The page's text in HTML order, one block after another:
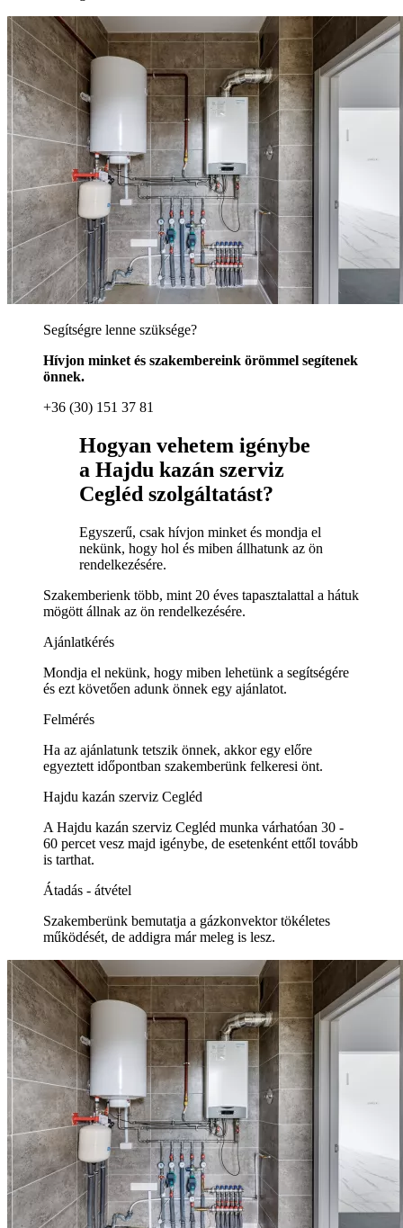
Segítségre lenne szüksége?
Hívjon minket és szakembereink örömmel segítenek
önnek.
+36 (30) 151 37 81
Hogyan vehetem igénybe
a Hajdu kazán szerviz
Cegléd szolgáltatást?
Egyszerű, csak hívjon minket és mondja el
nekünk, hogy hol és miben állhatunk az ön
rendelkezésére.
Szakemberienk több, mint 20 éves tapasztalattal a hátuk
mögött állnak az ön rendelkezésére.
Ajánlatkérés
Mondja el nekünk, hogy miben lehetünk a segítségére
és ezt követően adunk önnek egy ajánlatot.
Felmérés
Ha az ajánlatunk tetszik önnek, akkor egy előre
egyeztett időpontban szakemberünk felkeresi önt.
Hajdu kazán szerviz Cegléd
A Hajdu kazán szerviz Cegléd munka várhatóan 30 -
60 percet vesz majd igénybe, de esetenként ettől tovább
is tarthat.
Átadás - átvétel
Szakemberünk bemutatja a gázkonvektor tökéletes
működését, de addigra már meleg is lesz.